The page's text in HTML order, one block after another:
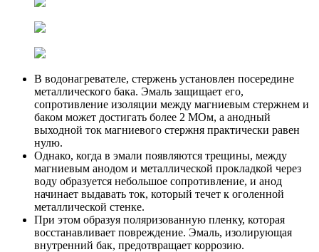
В водонагревателе, стержень установлен посередине
металлического бака. Эмаль защищает его,
сопротивление изоляции между магниевым стержнем и
баком может достигать более 2 МОм, а анодный
выходной ток магниевого стержня практически равен
нулю.
Однако, когда в эмали появляются трещины, между
магниевым анодом и металлической прокладкой через
воду образуется небольшое сопротивление, и анод
начинает выдавать ток, который течет к оголенной
металлической стенке.
При этом образуя поляризованную пленку, которая
восстанавливает повреждение. Эмаль, изолирующая
внутренний бак, предотвращает коррозию.